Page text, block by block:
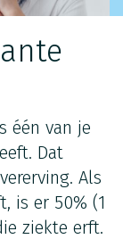
één van je
Dat
Als
is er 50% (1
ziekte erft.